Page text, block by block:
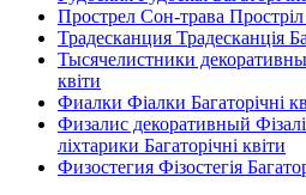
Прострел Сон-трава Простріл
Традесканция Традесканція
Тысячелистники
квіти
Фиалки Фіалки Багаторічні
Физалис декоративный
ліхтарики Багаторічні квіти
Физостегия Фізостегія